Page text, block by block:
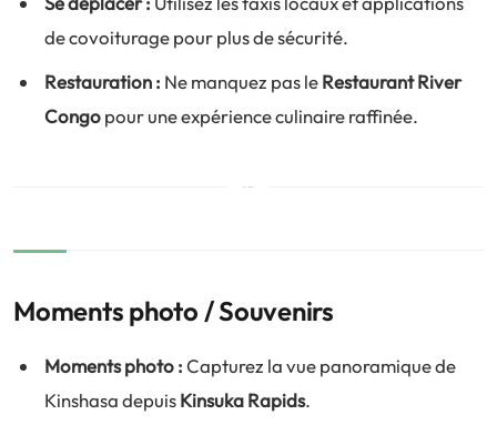
de covoiturage pour plus de sécurité.
Restauration : Ne manquez pas leRestaurant River
Congopour une expérience culinaire raffinée.
Moments photo / Souvenirs
Moments photo :Capturez la vue panoramique de
Kinshasa depuisKinsuka Rapids.